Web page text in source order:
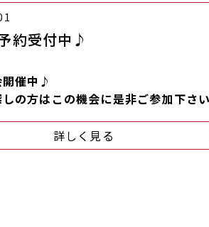
約受付中♪
催中♪
の方はこの機会に是非ご参加下さい
詳しく見る